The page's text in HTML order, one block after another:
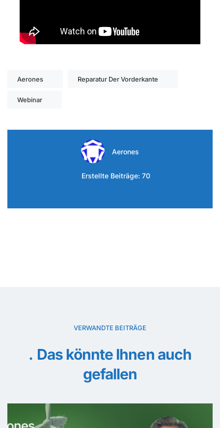
Aerones Reparatur Der Vorderkante
Webinar
Aerones
Erstellte Beiträge: 70
VERWANDTE BEITRÄGE
Das könnte Ihnen auch
gefallen